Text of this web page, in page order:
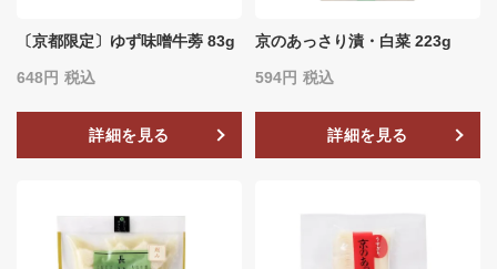
〔京都限定〕ゆず味噌牛蒡 83g
648 税込
詳細を見る
京のあっさり漬・白菜 223g
594 税込
詳細を見る